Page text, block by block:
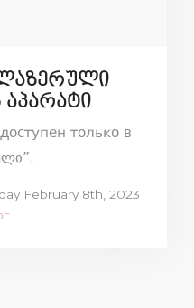
აპარატი
только в
February 8th, 2023